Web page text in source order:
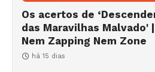
Os acertos de
das Maravilhas Malvado'
Nem Zapping Nem Zone
há 15 dias